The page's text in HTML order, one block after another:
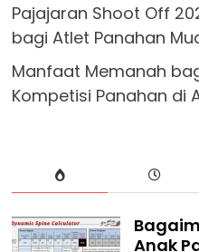
Pajajaran Shoot Off
bagi Atlet Panahan
Manfaat Memanah
Kompetisi Panahan di
Anak